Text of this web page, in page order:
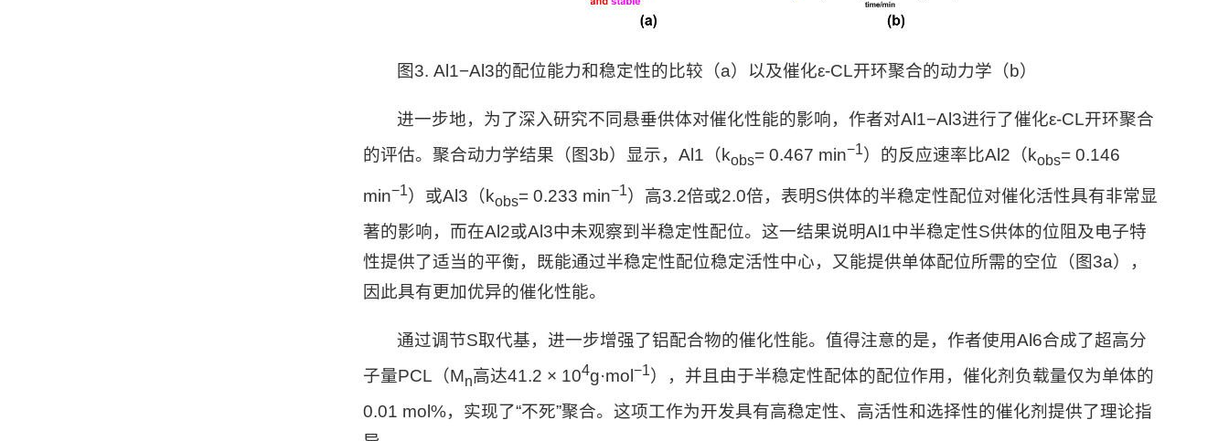
图3. Al1−Al3的配位能力和稳定性的比较（a）以及催化ε-CL开环聚合的动力学（b）
进一步地，为了深入研究不同悬垂供体对催化性能的影响，作者对Al1−Al3进行了催化ε-CL开环聚合
的评估。聚合动力学结果（图3b）显示， Al1 （kobs= 0.467 min−1）的反应速率比Al2 （kobs= 0.146
min−1）或Al3 （kobs= 0.233 min−1）高3.2倍或2.0倍，表明S供体的半稳定性配位对催化活性具有非常显
著的影响，而在Al2或Al3中未观察到半稳定性配位。这一结果说明Al1中半稳定性S供体的位阻及电子特
性提供了适当的平衡，既能通过半稳定性配位稳定活性中心，又能提供单体配位所需的空位（图3a），
因此具有更加优异的催化性能。
通过调节S取代基，进一步增强了铝配合物的催化性能。值得注意的是，作者使用Al6合成了超高分
子量PCL（Mn高达41.2 × 104g·mol −1），并且由于半稳定性配体的配位作用，催化剂负载量仅为单体的
0.01 mol%，实现了“不死”聚合。这项工作为开发具有高稳定性、高活性和选择性的催化剂提供了理论指